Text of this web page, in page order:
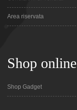
Area riservata
Shop online
Shop Gadget